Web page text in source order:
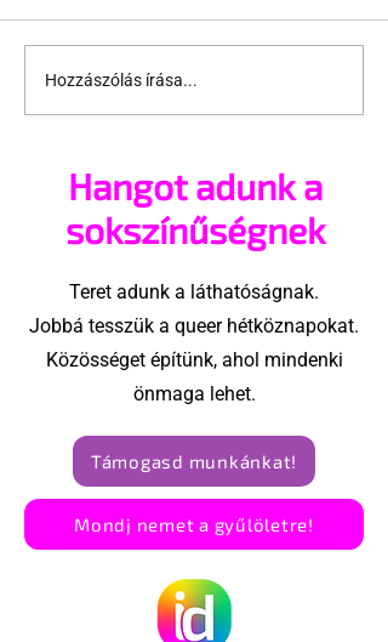
Fico már az azonos
nemű párok
Hozzászólás írása...
Hangot adunk a
sokszínűségnek
Teret adunk a láthatóságnak.
Jobbá tesszük a queer hétköznapokat.
Közösséget építünk, ahol mindenki
önmaga lehet.
Támogasd munkánkat!
Mondj nemet a gyűlöletre!